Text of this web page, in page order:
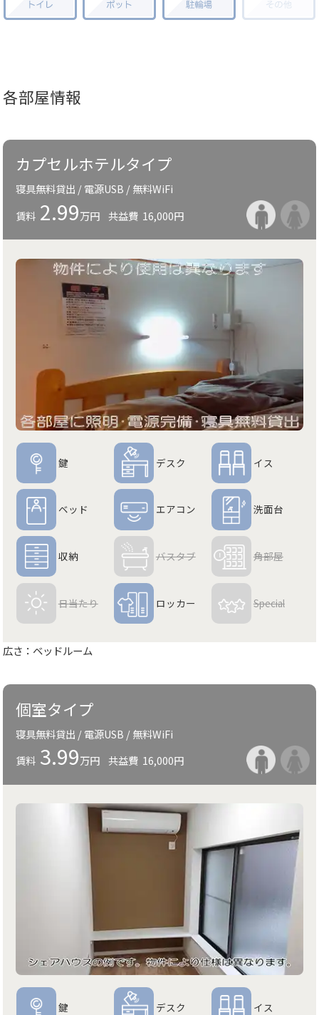
各部屋情報
カプセルホテルタイプ
寝具無料貸出 / 電源USB / 無料WiFi
賃料 2.99万円 共益費 16,000円
鍵 デスク イス
ベッド エアコン 洗面台
収納 バスタブ 角部屋
日当たり ロッカー Special
広さ：ベッドルーム
個室タイプ
寝具無料貸出 / 電源USB / 無料WiFi
賃料 3.99万円 共益費 16,000円
鍵 デスク イス